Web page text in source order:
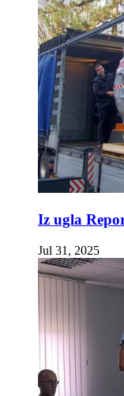
Iz ugla
Jul 31, 2025